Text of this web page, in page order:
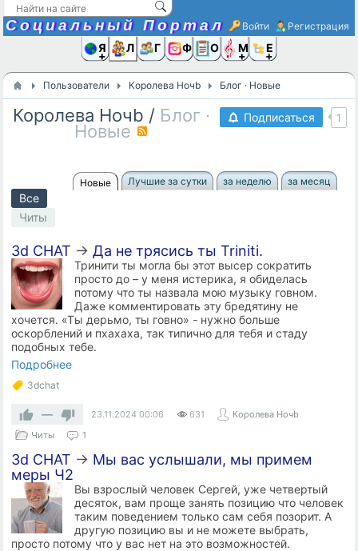
Социальный Портал Войти Регистрация
Я иЛюди
Группы
Фото Ещё
Пользователи Королева Ночb Блог · Новые
Подписаться 1
Королева Ночb / Блог ·
Новые
Новые Лучшие за сутки за неделю за месяц
Все
Читы
3d CHAT →Да не трясись ты Triniti.
Тринити ты могла бы этот высер сократить
просто до – у меня истерика, я обиделась
потому что ты назвала мою музыку говном.
Даже комментировать эту бредятину не
хочется. «Ты дерьмо, ты говно» - нужно больше
оскорблений и пхахаха, так типично для тебя и стаду
подобных тебе.
Подробнее
3dchat
— 23.11.2024 00:06 631
Королева Ночb
Читы
1
3d CHAT → Мы вас услышали, мы примем
меры Ч2
Вы взрослый человек Сергей, уже четвертый
десяток, вам проще занять позицию что человек
таким поведением только сам себя позорит. А
другую позицию вы и не можете выбрать,
просто потому что у вас нет на это возможностей.